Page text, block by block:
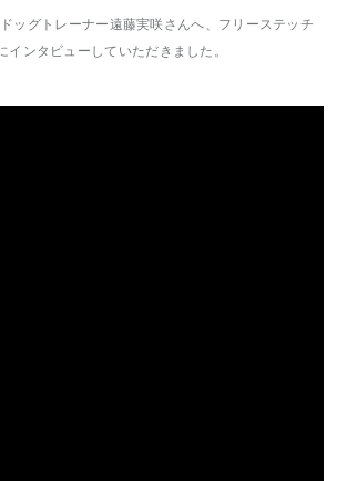
ッグトレーナー遠藤実咲さんへ、フリーステッチ
インタビューしていただきました。